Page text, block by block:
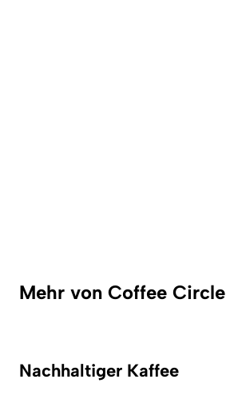
Mehr von Coffee Circle
Nachhaltiger Kaffee